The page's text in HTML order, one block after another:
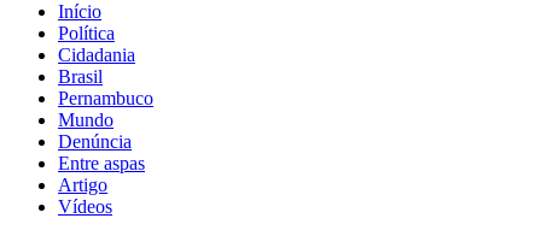
Início
Política
Cidadania
Brasil
Pernambuco
Mundo
Denúncia
Entre aspas
Artigo
Vídeos